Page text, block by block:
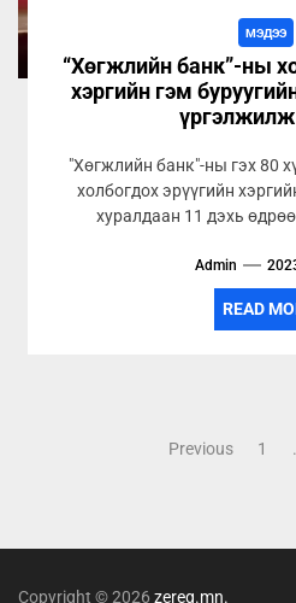
МЭДЭЭ
“Хөгжлийн банк”-ны холбогдох эрүүгийн
хэргийн гэм
"Хөгжлийн банк"-ны гэх 80
холбогдох эрүүгийн
хуралдаан 11 дэхь
Admin
READ
Previous 1
Copyright © 2026 zereg.mn.